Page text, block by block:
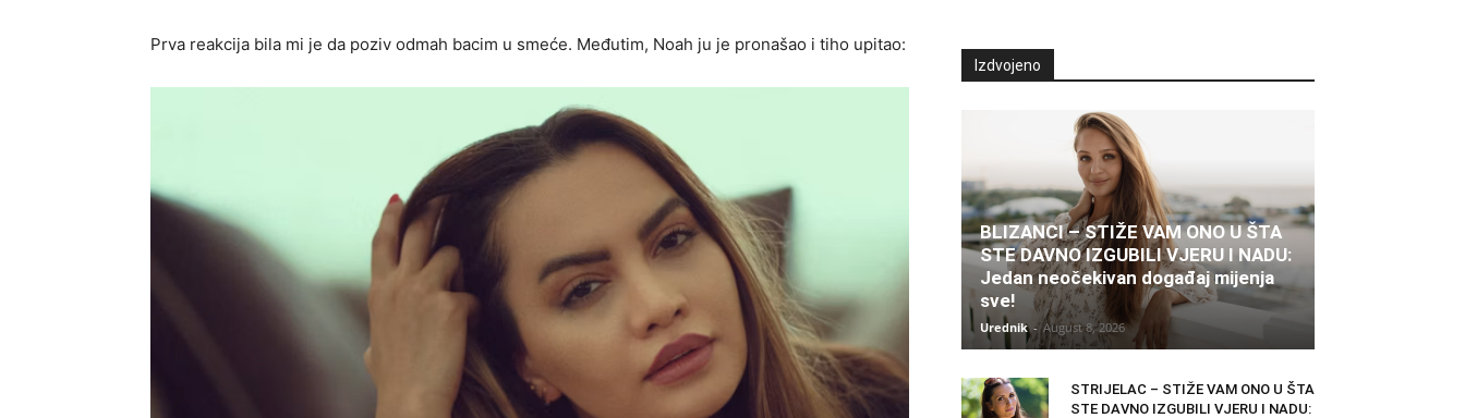
Prva reakcija bila mi je da poziv odmah bacim u smeće. Međutim, Noah ju je pronašao i tiho upitao:
Izdvojeno
BLIZANCI – STIŽE VAM ONO U ŠTA
STE DAVNO IZGUBILI VJERU I NADU:
Jedan neočekivan događaj mijenja
sve!
Urednik - August 8, 2026
STRIJELAC – STIŽE VAM ONO U ŠTA
STE DAVNO IZGUBILI VJERU I NADU: